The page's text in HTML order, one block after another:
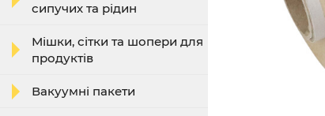
сипучих та рідин
Мішки, сітки та шопери для
продуктів
Вакуумні пакети